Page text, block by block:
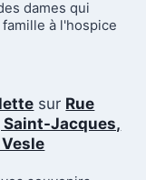
dames qui
à l'hospice
sur Rue
Saint-Jacques,